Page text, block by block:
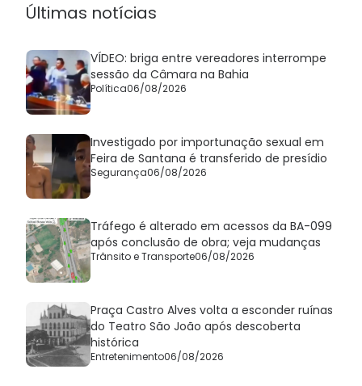
Últimas notícias
VÍDEO: briga entre vereadores interrompe
sessão da Câmara na Bahia
Política06/08/2026
Investigado por importunação sexual em
Feira de Santana é transferido de presídio
Segurança06/08/2026
Tráfego é alterado em acessos da BA-099
após conclusão de obra; veja mudanças
Trânsito e Transporte06/08/2026
Praça Castro Alves volta a esconder ruínas
do Teatro São João após descoberta
histórica
Entretenimento06/08/2026